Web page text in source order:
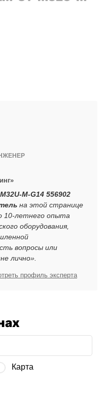
M-G14 556902
на этой странице
10-летнего опыта
оборудования,
вопросы или
лично».
профиль эксперта
Карта